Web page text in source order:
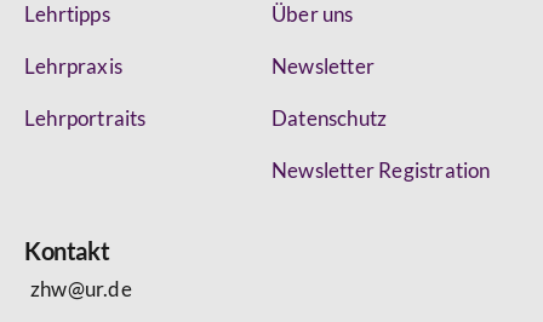
Lehrtipps
Lehrpraxis
Lehrportraits
Über uns
Newsletter
Datenschutz
Newsletter Registration
Kontakt
zhw@ur.de